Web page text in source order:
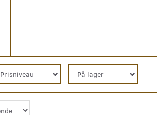
Prisniveau På lager